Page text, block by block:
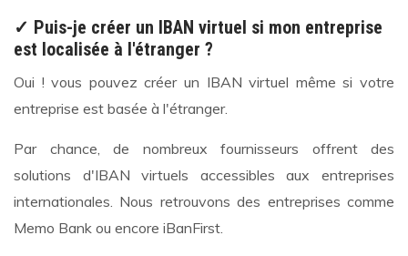
✓ Puis-je créer un IBAN virtuel si mon entreprise
est localisée à l'étranger ?
Oui ! vous pouvez créer un IBAN virtuel même si votre
entreprise est basée à l'étranger.
Par chance, de nombreux fournisseurs offrent des
solutions d'IBAN virtuels accessibles aux entreprises
internationales. Nous retrouvons des entreprises comme
Memo Bank ou encore iBanFirst.